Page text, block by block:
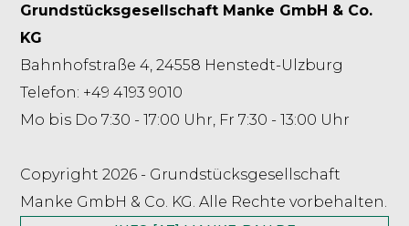
Grundstücksgesellschaft Manke GmbH & Co.
KG
Bahnhofstraße 4, 24558 Henstedt-Ulzburg
Telefon: +49 4193 9010
Mo bis Do 7:30 - 17:00 Uhr, Fr 7:30 - 13:00 Uhr
Copyright 2026 - Grundstücksgesellschaft
Manke GmbH & Co. KG. Alle Rechte vorbehalten.